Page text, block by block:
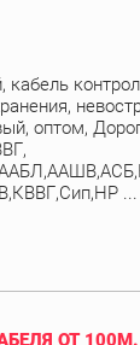
кабель
оптом,
...
ОТ 100М.